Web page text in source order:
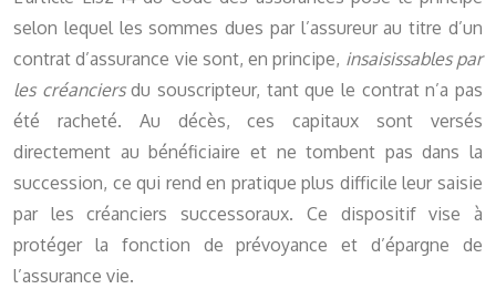
selon lequel les sommes dues par l’assureur au titre d’un
contrat d’assurance vie sont, en principe, insaisissables par
les créanciersdu souscripteur, tant que le contrat n’a pas
été racheté. Au décès, ces capitaux sont versés
directement au bénéficiaire et ne tombent pas dans la
succession, ce qui rend en pratique plus difficile leur saisie
par les créanciers successoraux. Ce dispositif vise à
protéger la fonction de prévoyance et d’épargne de
l’assurance vie.